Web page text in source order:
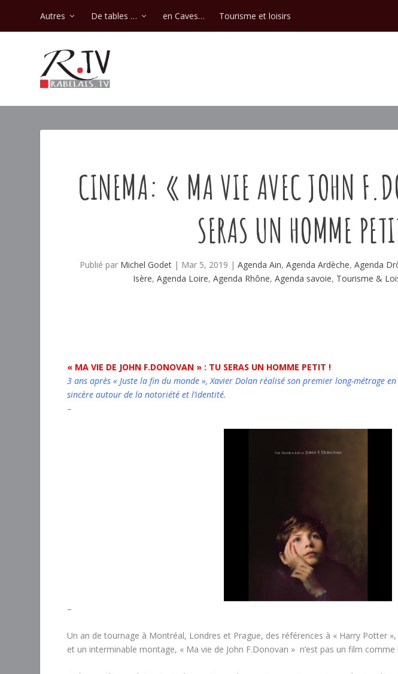
Autres De tables … en Caves… Tourisme et loisirs
CINEMA: « MA VIE AVEC JOHN
SERAS UN HOMME
Publié par Michel Godet | Mar 5, 2019 |Agenda Ain,Agenda Ardèche,Agenda
Isère,Agenda Loire,Agenda Rhône,Agenda savoie, Tourisme &
« MA VIE DE JOHN F.DONOVAN » : TU SERAS UN HOMME PETIT !
3 ans après « Juste la fin du monde », Xavier Dolan réalisé son premier long-métrage
sincère autour de la notoriété et l’identité.
–
–
Un an de tournage à Montréal, Londres et Prague, des références à « Harry Potter »,
et un interminable montage, « Ma vie de John F.Donovan » n’est pas un film comme